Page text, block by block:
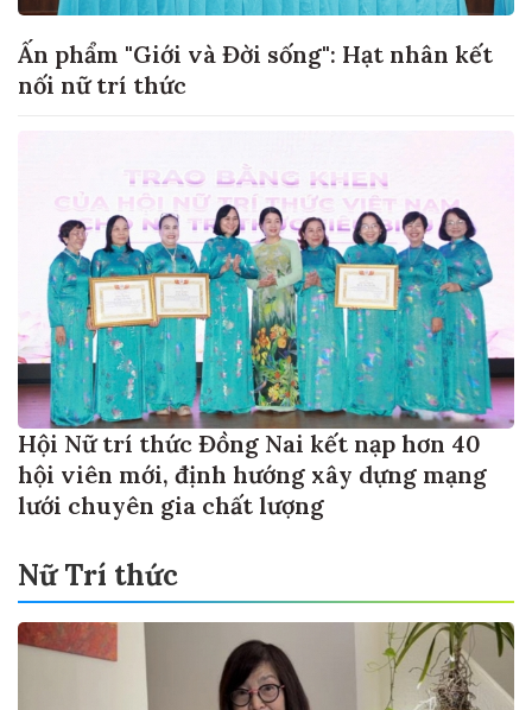
Ấn phẩm "Giới và Đời sống": Hạt nhân kết
nối nữ trí thức
Hội Nữ trí thức Đồng Nai kết nạp hơn 40
hội viên mới, định hướng xây dựng mạng
lưới chuyên gia chất lượng
Nữ Trí thức